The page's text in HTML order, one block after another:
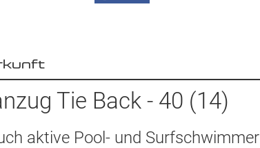
Tie Back - 40 (14)
aktive Pool- und Surfschwimmer